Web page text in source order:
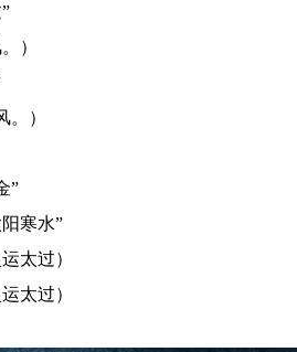
）
。）
”
寒水”
太过）
太过）